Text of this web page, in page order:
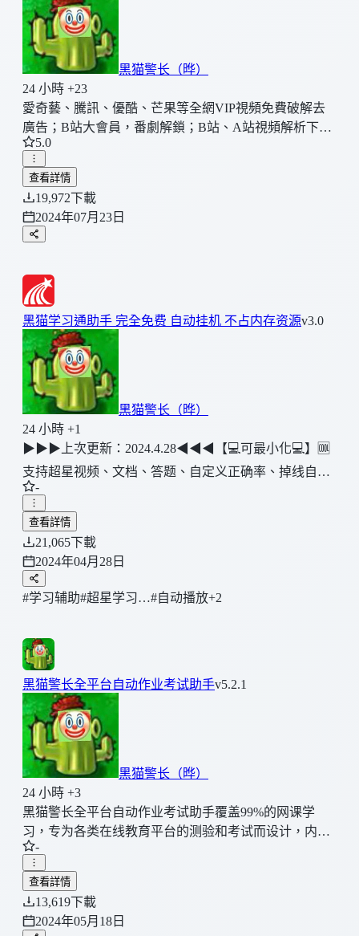
黑猫警长（晔）
24 小時 +23
愛奇藝、騰訊、優酷、芒果等全網VIP視頻免費破解去
廣告；B站大會員，番劇解鎖；B站、A站視頻解析下
載；高清電視頻道觀看（CCTV、湖南衛視等100多個
臺）；
5.0
查看詳情
19,972下載
2024年07月23日
黑猫学习通助手 完全免费 自动挂机 不占内存资源v3.0
黑猫警长（晔）
24 小時 +1
▶▶▶上次更新：2024.4.28◀◀◀【💻可最小化💻】🆒
支持超星视频、文档、答题、自定义正确率、掉线自动
登录🤘取消视频文件加载，多开也不占用网速，放心追
剧🍊自定义答题正确率，提高学习效率🍆每日功能测
试，在发现问题前就解决问题，防清进度，无不良记录
-
查看詳情
21,065下載
2024年04月28日
#学习辅助#超星学习…#自动播放+2
黑猫警长全平台自动作业考试助手v5.2.1
黑猫警长（晔）
24 小時 +3
黑猫警长全平台自动作业考试助手覆盖99%的网课学
习，专为各类在线教育平台的测验和考试而设计，内置
丰富的题库资源，并提供自动答题功能。【🥇完全免
费】，无需支付任何费用。适用于超星学习通、知到智
慧树、职教云系列、雨课堂、考试星等几乎所有的网课
平台。立即体验这款全能的自动答题脚本，让学习变得
更加高效和便捷。记得每天保持微笑哦
-
查看詳情
13,619下載
2024年05月18日